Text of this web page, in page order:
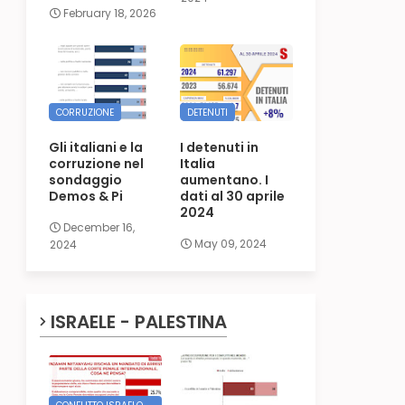
February 18, 2026
CORRUZIONE
Gli italiani e la
corruzione nel
sondaggio
Demos & Pi
December 16,
2024
DETENUTI
I detenuti in
Italia
aumentano. I
dati al 30 aprile
2024
May 09, 2024
ISRAELE - PALESTINA